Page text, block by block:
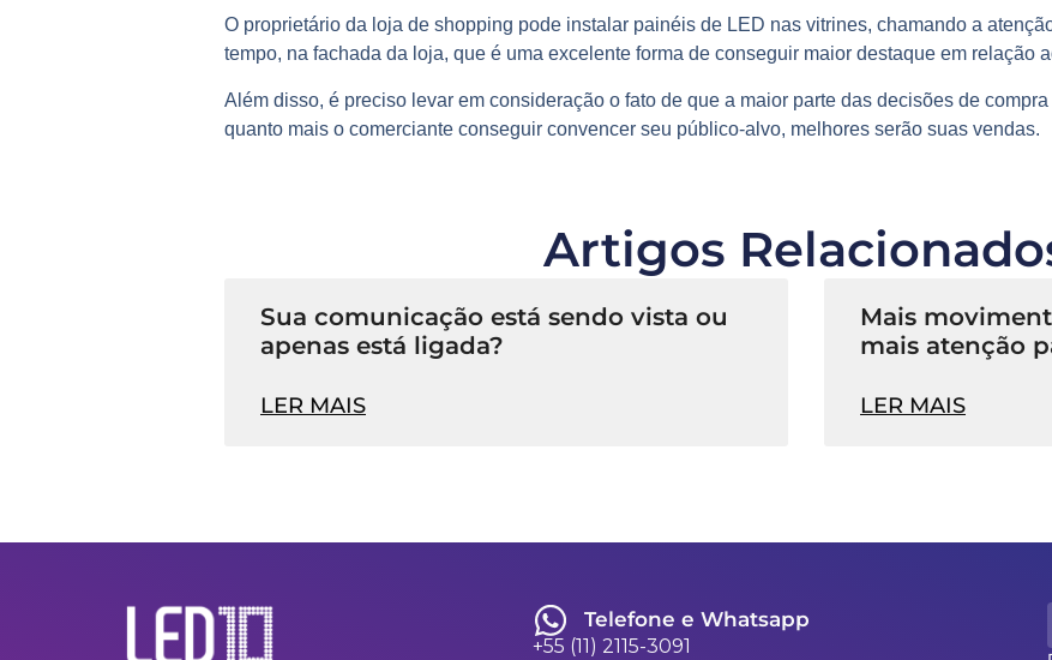
O proprietário da loja de shopping pode instalar painéis de LED nas vitrines, chamando a
tempo, na fachada da loja, que é uma excelente forma de conseguir maior destaque em relação
Além disso, é preciso levar em consideração o fato de que a maior parte das decisões de
quanto mais o comerciante conseguir convencer seu público-alvo, melhores serão suas vendas.
Artigos
Sua comunicação está sendo vista ou
apenas está ligada?
LER MAIS
Mais
mais atenção
LER MAIS
Telefone e Whatsapp
+55 (11) 2115-3091